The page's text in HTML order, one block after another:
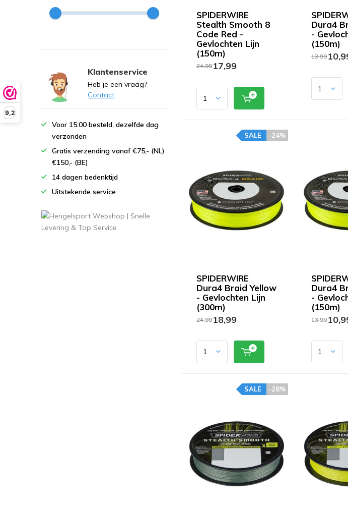
9,2
SPIDERWIRE
Stealth Smooth 8
Code Red -
Gevlochten Lijn
(150m)
24,9917,99
Dura4
-
(150m)
13,99
SPIDERWIRE
Dura4 Braid Yellow
- Gevlochten Lijn
(300m)
-24%
SALE
24,9918,99
Dura4
-
(150m)
13,99
-28%
SALE
Klantenservice
Heb je een vraag?
Contact
Voor 15:00 besteld, dezelfde dag
verzonden
Gratis verzending vanaf €75,- (NL)
€150,- (BE)
14 dagen bedenktijd
Uitstekende service